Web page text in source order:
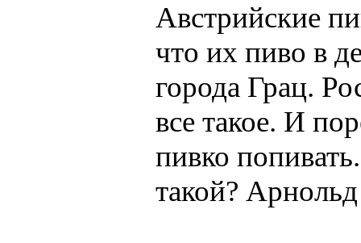
Австрийские
что их пиво в
города Грац.
все такое. И
пивко
такой?